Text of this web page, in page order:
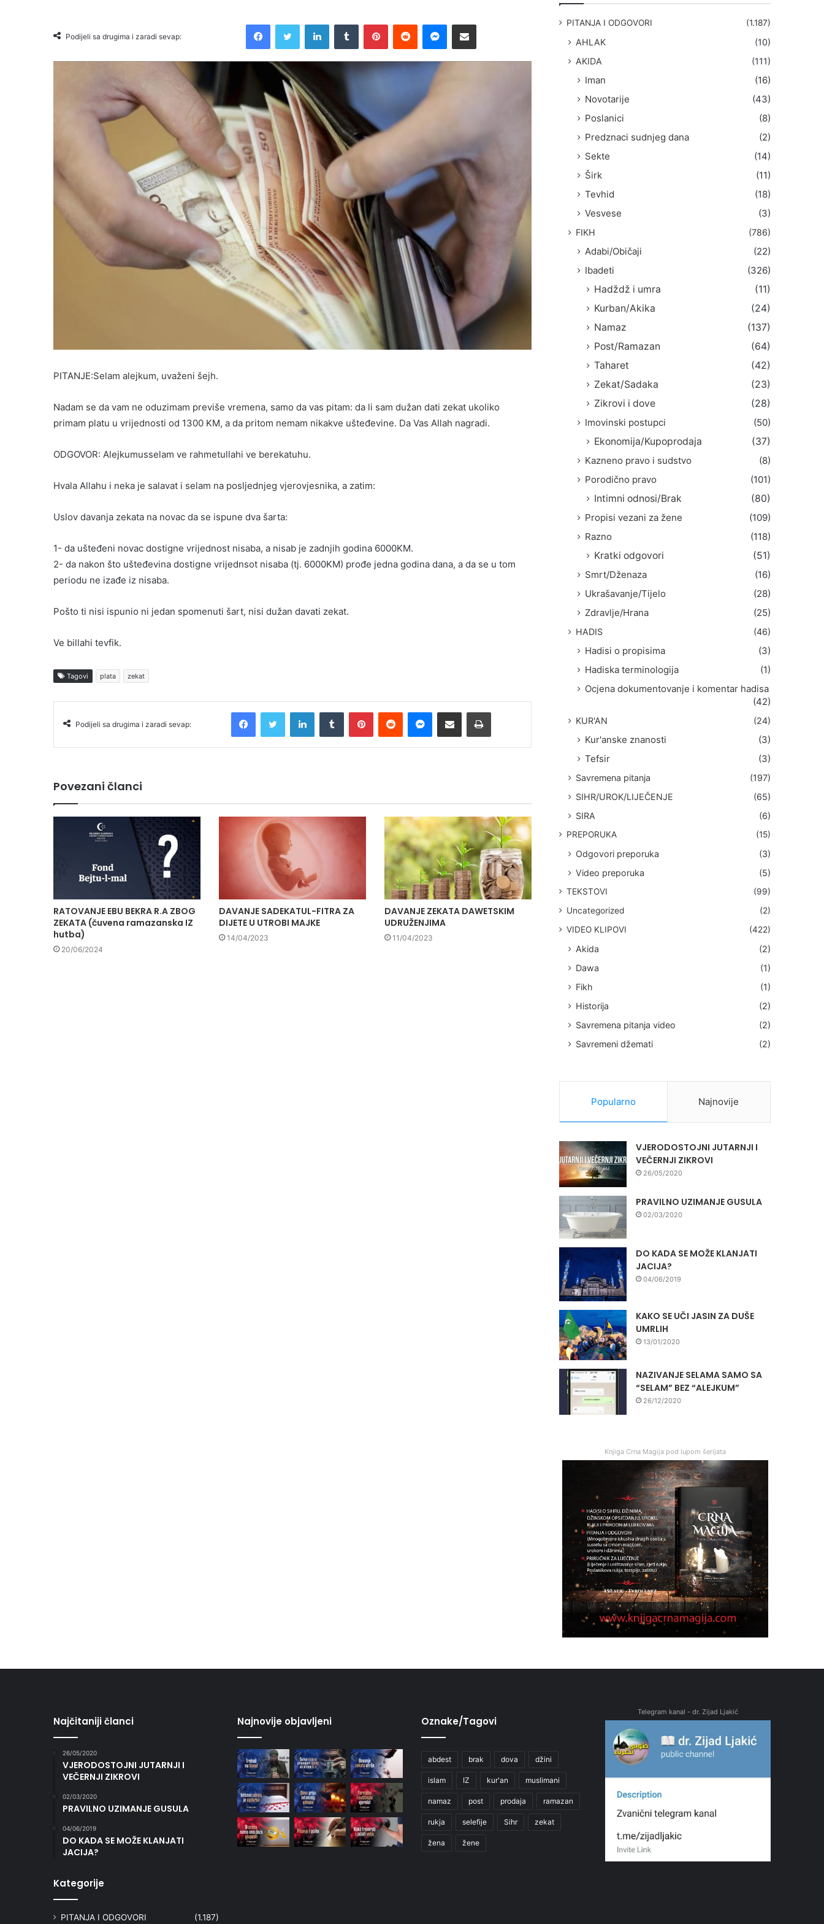
Podijeli sa drugima i zaradi sevap:
PITANJE:Selam alejkum, uvaženi šejh.
Nadam se da vam ne oduzimam previše vremena, samo da vas pitam: da li sam dužan dati zekat ukoliko
primam platu u vrijednosti od 1300 KM, a da pritom nemam nikakve ušteđevine. Da Vas Allah nagradi.
ODGOVOR: Alejkumusselam ve rahmetullahi ve berekatuhu.
Hvala Allahu i neka je salavat i selam na posljednjeg vjerovjesnika, a zatim:
Uslov davanja zekata na novac da se ispune dva šarta:
1- da ušteđeni novac dostigne vrijednost nisaba, a nisab je zadnjih godina 6000KM.
2- da nakon što ušteđevina dostigne vrijednsot nisaba (tj. 6000KM) prođe jedna godina dana, a da se u tom
periodu ne izađe iz nisaba.
Pošto ti nisi ispunio ni jedan spomenuti šart, nisi dužan davati zekat.
Ve billahi tevfik.
Tagovi plata zekat
Podijeli sa drugima i zaradi sevap:
Povezani članci
RATOVANJE EBU BEKRA R.A ZBOG
ZEKATA (čuvena ramazanska IZ
hutba)
20/06/2024
DAVANJE SADEKATUL-FITRA ZA
DIJETE U UTROBI MAJKE
14/04/2023
DAVANJE ZEKATA DAWETSKIM
UDRUŽENJIMA
11/04/2023
PITANJA I ODGOVORI (1.187)
AHLAK
(10)
AKIDA
(111)
Iman
(16)
Novotarije
(43)
Poslanici
(8)
Predznaci sudnjeg dana
(2)
Sekte
(14)
Širk
(11)
Tevhid
(18)
Vesvese
(3)
FIKH (786)
Adabi/Običaji
(22)
Ibadeti
(326)
Hadždž i umra
(11)
Kurban/Akika
(24)
Namaz
(137)
Post/Ramazan
(64)
Taharet
(42)
Zekat/Sadaka
(23)
Zikrovi i dove
(28)
Imovinski postupci
(50)
Ekonomija/Kupoprodaja
(37)
Kazneno pravo i sudstvo
(8)
Porodično pravo
(101)
Intimni odnosi/Brak
(80)
Propisi vezani za žene
(109)
Razno
(118)
Kratki odgovori
(51)
Smrt/Dženaza
(16)
Ukrašavanje/Tijelo
(28)
Zdravlje/Hrana
(25)
HADIS (46)
Hadisi o propisima
(3)
Hadiska terminologija
(1)
Ocjena dokumentovanje i komentar hadisa
(42)
KUR'AN (24)
Kur'anske znanosti
(3)
Tefsir
(3)
Savremena pitanja
(197)
SIHR/UROK/LIJEČENJE
(65)
SIRA
(6)
PREPORUKA (15)
Odgovori preporuka
(3)
Video preporuka
(5)
TEKSTOVI
(99)
Uncategorized
(2)
VIDEO KLIPOVI
(422)
Akida
(2)
Dawa
(1)
Fikh
(1)
Historija
(2)
Savremena pitanja video
(2)
Savremeni džemati
(2)
Popularno Najnovije
VJERODOSTOJNI JUTARNJI I
VEČERNJI ZIKROVI
26/05/2020
PRAVILNO UZIMANJE GUSULA
02/03/2020
DO KADA SE MOŽE KLANJATI
JACIJA?
04/06/2019
KAKO SE UČI JASIN ZA DUŠE
UMRLIH
13/01/2020
NAZIVANJE SELAMA SAMO SA
“SELAM” BEZ “ALEJKUM”
26/12/2020
Knjiga Crna Magija pod lupom šerijata
Najčitaniji članci
26/05/2020
VJERODOSTOJNI JUTARNJI I
VEČERNJI ZIKROVI
02/03/2020
PRAVILNO UZIMANJE GUSULA
04/06/2019
DO KADA SE MOŽE KLANJATI
JACIJA?
Kategorije
PITANJA I ODGOVORI (1.187)
Najnovije objavljeni Oznake/Tagovi
abdest brak dova džini
islam IZ kur'an muslimani
namaz post prodaja ramazan
rukja selefije Sihr zekat
žena žene
Telegram kanal - dr. Zijad Ljakić